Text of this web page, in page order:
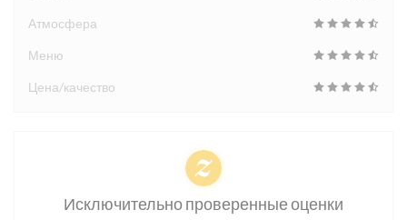
Атмосфера
Меню
Цена/качество
Исключительно проверенные оценки